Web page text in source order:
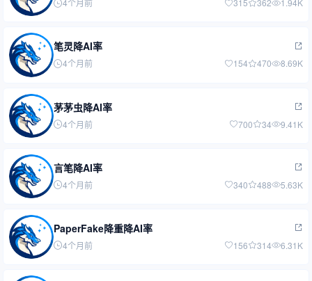
4个月前 315 362 1.94K
笔灵降AI率
4个月前 154 470 8.69K
茅茅虫降AI率
4个月前 700 34 9.41K
言笔降AI率
4个月前 340 488 5.63K
PaperFake降重降AI率
4个月前 156 314 6.31K